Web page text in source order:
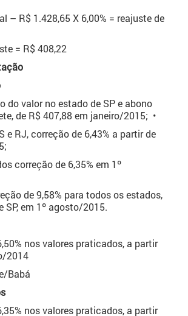
– R$ 1.428,65 X 6,00% = reajuste de
= R$ 408,22
do valor no estado de SP e abono
de R$ 407,88 em janeiro/2015; •
e RJ, correção de 6,43% a partir de
correção de 6,35% em 1º
de 9,58% para todos os estados,
SP, em 1º agosto/2015.
nos valores praticados, a partir
2014
Babá
nos valores praticados, a partir